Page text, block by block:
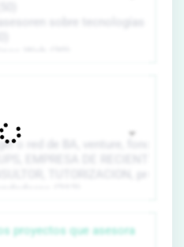
proyectos que asesora